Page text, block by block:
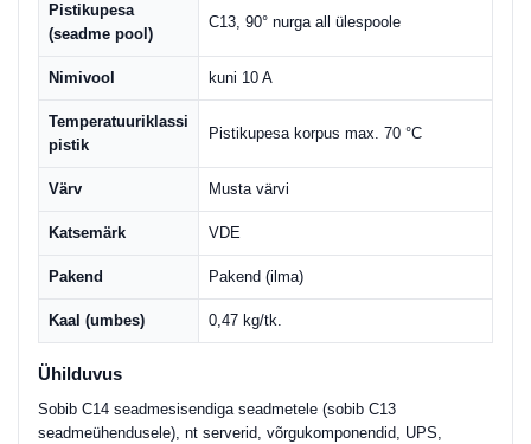
Pistikupesa
(seadme pool)
C13, 90° nurga all ülespoole
Nimivool kuni 10 A
Temperatuuriklassi
pistik
Pistikupesa korpus max. 70 °C
Värv Musta värvi
Katsemärk VDE
Pakend Pakend (ilma)
Kaal (umbes) 0,47 kg/tk.
Ühilduvus
Sobib C14 seadmesisendiga seadmetele (sobib C13
seadmeühendusele), nt serverid, võrgukomponendid, UPS,